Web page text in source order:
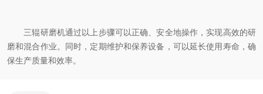
三辊研磨机通过以上步骤可以正确、安全地操作，实现高效的研
磨和混合作业。同时，定期维护和保养设备，可以延长使用寿命，确
保生产质量和效率。